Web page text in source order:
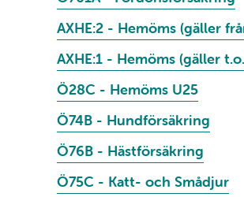
AXHE:2 - Hemöms (gäller
AXHE:1 - Hemöms (gäller
Ö28C - Hemöms U25
Ö74B - Hundförsäkring
Ö76B - Hästförsäkring
Ö75C - Katt- och Smådjur